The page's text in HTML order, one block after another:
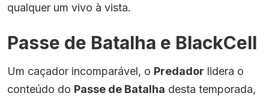
qualquer um vivo à vista.
Passe de Batalha e BlackCell
Um caçador incomparável, o Predador lidera o
conteúdo do Passe de Batalha desta temporada,